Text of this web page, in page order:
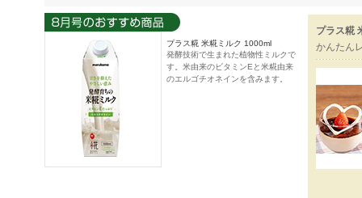
プラス糀 米糀ミルク 1000ml
発酵技術で生まれた植物性ミルクで
す。米由来のビタミンEと米糀由来
のエルゴチオネインを含みます。
プラス糀
かんたん